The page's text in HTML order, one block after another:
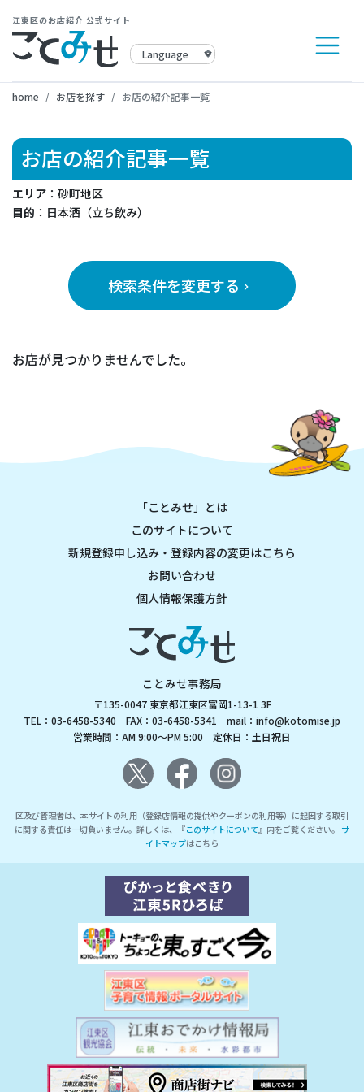
江東区のお店紹介 公式サイト
home お店を探す お店の紹介記事一覧
お店の紹介記事一覧
エリア ：砂町地区
目的 ：日本酒（立ち飲み）
検索条件を変更する keyboard_arrow_right
お店が見つかりませんでした。
「ことみせ」とは
このサイトについて
新規登録申し込み・登録内容の変更はこちら
お問い合わせ
個人情報保護方針
ことみせ事務局
〒135-0047 東京都江東区富岡1-13-1 3F
TEL：03-6458-5340 FAX：03-6458-5341 mail： info@kotomise.jp
営業時間：AM 9:00～PM 5:00 定休日：土日祝日
区及び管理者は、本サイトの利用（登録店情報の提供やクーポンの利用等）に起因する取引
に関する責任は一切負いません。詳しくは、『このサイトについて』内をご覧ください。 サ
イトマップはこちら